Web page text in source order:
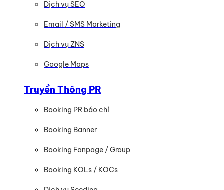
Dịch vụ SEO
Email / SMS Marketing
Dịch vụ ZNS
Google Maps
Truyền Thông PR
Booking PR báo chí
Booking Banner
Booking Fanpage / Group
Booking KOLs / KOCs